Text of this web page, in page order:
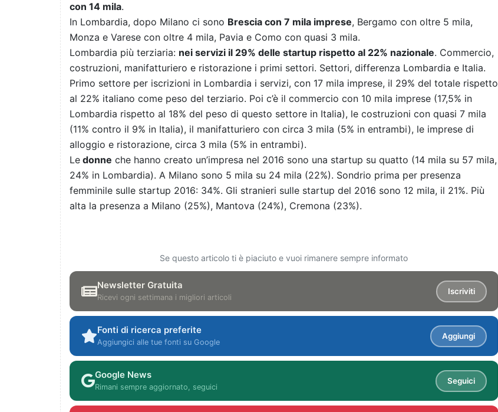
con 14 mila.
In Lombardia, dopo Milano ci sono Brescia con 7 mila imprese, Bergamo con oltre 5 mila,
Monza e Varese con oltre 4 mila, Pavia e Como con quasi 3 mila.
Lombardia più terziaria: nei servizi il 29% delle startup rispetto al 22% nazionale. Commercio,
costruzioni, manifatturiero e ristorazione i primi settori. Settori, differenza Lombardia e Italia.
Primo settore per iscrizioni in Lombardia i servizi, con 17 mila imprese, il 29% del totale rispetto
al 22% italiano come peso del terziario. Poi c’è il commercio con 10 mila imprese (17,5% in
Lombardia rispetto al 18% del peso di questo settore in Italia), le costruzioni con quasi 7 mila
(11% contro il 9% in Italia), il manifatturiero con circa 3 mila (5% in entrambi), le imprese di
alloggio e ristorazione, circa 3 mila (5% in entrambi).
Le donne che hanno creato un’impresa nel 2016 sono una startup su quatto (14 mila su 57 mila,
24% in Lombardia). A Milano sono 5 mila su 24 mila (22%). Sondrio prima per presenza
femminile sulle startup 2016: 34%. Gli stranieri sulle startup del 2016 sono 12 mila, il 21%. Più
alta la presenza a Milano (25%), Mantova (24%), Cremona (23%).
Se questo articolo ti è piaciuto e vuoi rimanere sempre informato
Newsletter Gratuita
Ricevi ogni settimana i migliori articoli
Iscriviti
Fonti di ricerca preferite
Aggiungici alle tue fonti su Google
Aggiungi
Google News
Rimani sempre aggiornato, seguici
Seguici